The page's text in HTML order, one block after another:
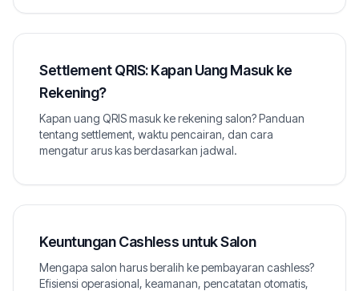
Settlement QRIS: Kapan Uang Masuk ke
Rekening?
Kapan uang QRIS masuk ke rekening salon? Panduan
tentang settlement, waktu pencairan, dan cara
mengatur arus kas berdasarkan jadwal.
Keuntungan Cashless untuk Salon
Mengapa salon harus beralih ke pembayaran cashless?
Efisiensi operasional, keamanan, pencatatan otomatis,